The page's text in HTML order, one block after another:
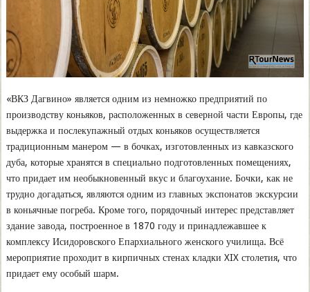
«ВКЗ Дагвино» является одним из немножко предприятий по
производству коньяков, расположенных в северной части Европы, где
выдержка и послекупажный отдых коньяков осуществляется
традиционным манером — в бочках, изготовленных из кавказского
дуба, которые хранятся в специально подготовленных помещениях,
что придает им необыкновенный вкус и благоухание. Бочки, как не
трудно догадаться, являются одним из главных экспонатов экскурсии
в коньячные погреба. Кроме того, порядочный интерес представляет
здание завода, построенное в 1870 году и принадлежавшее к
комплексу Исидоровского Епархиального женского училища. Всё
мероприятие проходит в кирпичных стенах кладки XIX столетия, что
придает ему особый шарм.